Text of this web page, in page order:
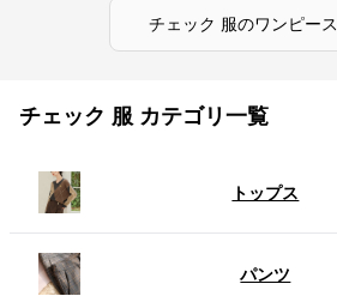
チェック 服のワンピース
チェック 服 カテゴリ一覧
トップス
パンツ